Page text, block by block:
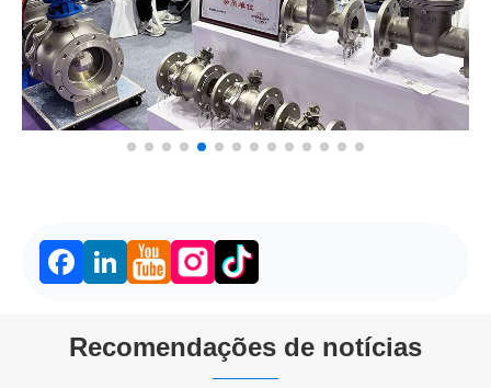
FacebookLinkedIn
Recomendações de notícias